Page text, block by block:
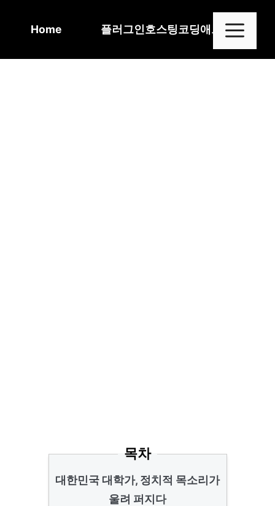
Home 플러그인호스팅코딩애드센스
목차
대한민국 대학가, 정치적 목소리가
울려 퍼지다